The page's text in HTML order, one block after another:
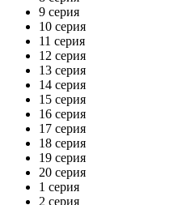
9 серия
10 серия
11 серия
12 серия
13 серия
14 серия
15 серия
16 серия
17 серия
18 серия
19 серия
20 серия
1 серия
2 серия